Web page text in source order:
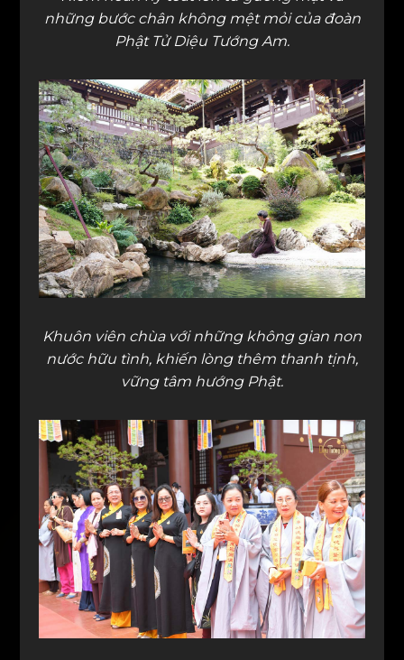
những bước chân không mệt mỏi của đoàn
Phật Tử Diệu Tướng Am.
Khuôn viên chùa với những không gian non
nước hữu tình, khiến lòng thêm thanh tịnh,
vững tâm hướng Phật.